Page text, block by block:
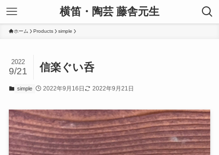
横笛・陶芸 藤舎元生
ホーム Products simple
信楽ぐい呑
2022
9/21
simple 2022年9月16日 2022年9月21日